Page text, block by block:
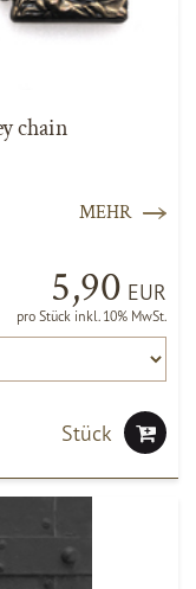
chain
MEHR
5,90 EUR
pro Stück inkl. 10% MwSt.
Stück